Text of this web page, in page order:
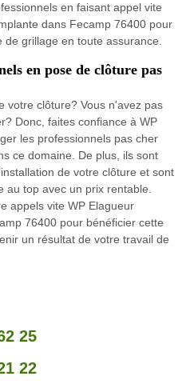
en faisant appel vite
dans Fecamp 76400 pour
grillage en toute assurance.
en pose de clôture pas
votre clôture? Vous n'avez pas
Donc, faites confiance à WP
les professionnels pas cher
ce domaine. De plus, ils sont
de votre clôture et sont
au top avec un prix rentable.
appels vite WP Elagueur
76400 pour bénéficier cette
un résultat de votre travail de
25
22